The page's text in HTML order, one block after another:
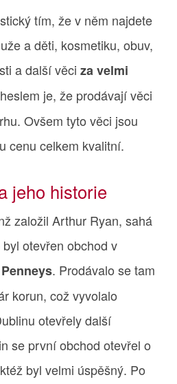
tím, že v něm najdete
a děti, kosmetiku, obuv,
a další věci za velmi
je, že prodávají věci
Ovšem tyto věci jsou
cenu celkem kvalitní.
jeho historie
založil Arthur Ryan, sahá
otevřen obchod v
Penneys. Prodávalo se tam
korun, což vyvolalo
otevřely další
se první obchod otevřel o
byl velmi úspěšný. Po